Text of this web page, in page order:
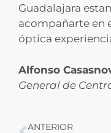
Guadalajara
acompañarte en
óptica
Alfonso
General de
ANTERIOR